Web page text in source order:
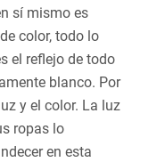
sí mismo es
color, todo lo
el reflejo de todo
blanco. Por
y el color. La luz
ropas lo
en esta